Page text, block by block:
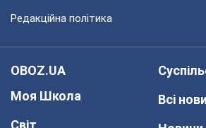
Редакційна політика
OBOZ.UA
Моя Школа
Світ
Всі